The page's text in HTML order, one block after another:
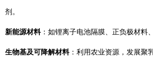
剂。
新能源材料：如锂离子电池隔膜、正负极材料
生物基及可降解材料：利用农业资源，发展聚